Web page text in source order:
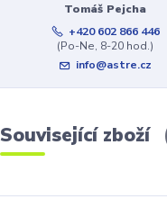
Tomáš Pejcha
+420 602 866 446
(Po-Ne, 8-20 hod.)
info@astre.cz
Související zboží